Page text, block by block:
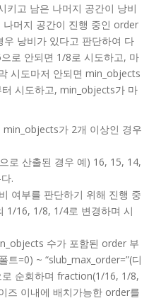
키고 남은 나머지 공간이 낭비
머지 공간이 진행 중인 order
낭비가 있다고 판단하여 다
로 안되면 1/8로 시도하고, 마
시도마저 안되면 min_objects
시도하고, min_objects가 마
가 2개 이상인 경우
로 산출된 경우 예) 16, 15, 14,
.
여부를 판단하기 위해 진행 중
1/16, 1/8, 1/4로 변경하며 시
수가 포함된 order 부
트=0) ~ “slub_max_order=”(디
순회하며 fraction(1/16, 1/8,
즈 이내에 배치가능한 order를